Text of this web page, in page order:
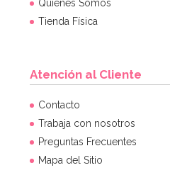
Quiénes Somos
Tienda Física
Atención al Cliente
Contacto
Trabaja con nosotros
Preguntas Frecuentes
Mapa del Sitio